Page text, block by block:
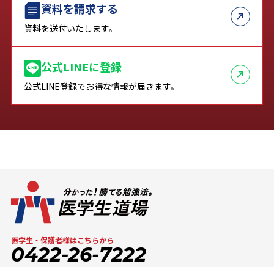
資料を請求する
資料を送付いたします。
公式LINEに登録
公式LINE登録でお得な情報が届きます。
医学生・保護者様はこちらから
0422-26-7222